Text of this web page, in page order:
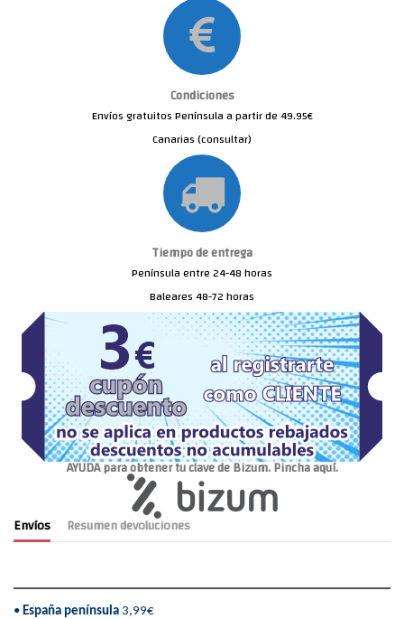
Condiciones
Envíos gratuitos Península a partir de 49.95€
Canarias (consultar)
Tiempo de entrega
Península entre 24-48 horas
Baleares 48-72 horas
AYUDA para obtener tu clave de Bizum. Pincha aquí.
Envíos Resumen devoluciones
• España península 3,99€